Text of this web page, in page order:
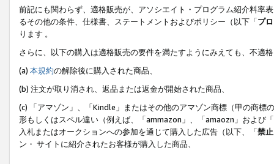
前記にも関わらず、適格販売が、アソシエイト・プログラム紹介料率
るその他の条件、仕様書、ステートメントおよびポリシー（以下「プ
ります 。
さらに、以下の購入は適格販売の要件を満たすようにみえても、不適
(a) 本規約の解除後に購入された商品、
(b) 注文が取り消され、返品または返金が開始された商品、
(c) 「アマゾン」、「Kindle」またはその他のアマゾン商標（甲の商
形もしくはスペル違い（例えば、「ammazon」、「amaozn」および
入札またはオークションへの参加を通じて購入した広告（以下、「禁
ン・ サイトに紹介されたお客様が購入した商品、